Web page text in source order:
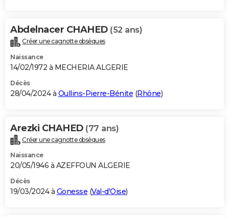
Abdelnacer CHAHED (52 ans)
Créer une cagnotte obsèques
Naissance
14/02/1972 à MECHERIA ALGERIE
Décès
28/04/2024 à Oullins-Pierre-Bénite (Rhône)
Arezki CHAHED (77 ans)
Créer une cagnotte obsèques
Naissance
20/05/1946 à AZEFFOUN ALGERIE
Décès
19/03/2024 à Gonesse (Val-d'Oise)